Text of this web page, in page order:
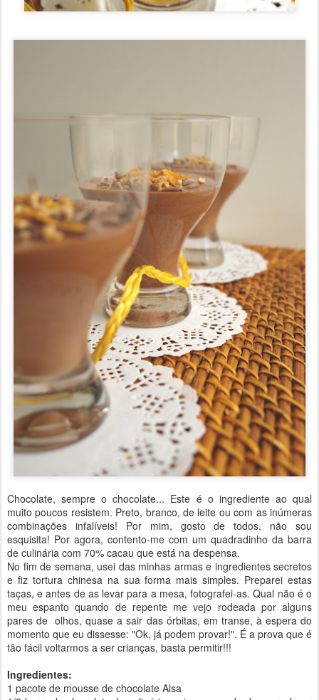
Chocolate, sempre o chocolate... Este é o ingrediente ao qual
muito poucos resistem. Preto, branco, de leite ou com as inúmeras
combinações infalíveis! Por mim, gosto de todos, não sou
esquisita! Por agora, contento-me com um quadradinho da barra
de culinária com 70% cacau que está na despensa.
No fim de semana, usei das minhas armas e ingredientes secretos
e fiz tortura chinesa na sua forma mais simples. Preparei estas
taças, e antes de as levar para a mesa, fotografei-as. Qual não é o
meu espanto quando de repente me vejo rodeada por alguns
pares de olhos, quase a sair das órbitas, em transe, à espera do
momento que eu dissesse: "Ok, já podem provar!". É a prova que é
tão fácil voltarmos a ser crianças, basta permitir!!!
Ingredientes:
1 pacote de mousse de chocolate Alsa